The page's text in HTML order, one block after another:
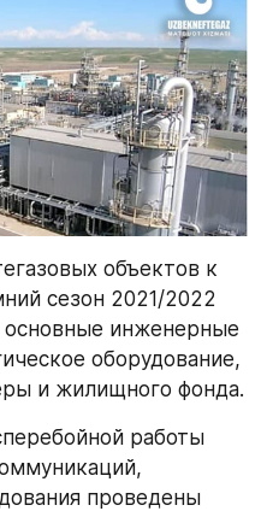
объектов к
сезон 2021/2022
инженерные
оборудование,
и жилищного фонда.
работы
проведены